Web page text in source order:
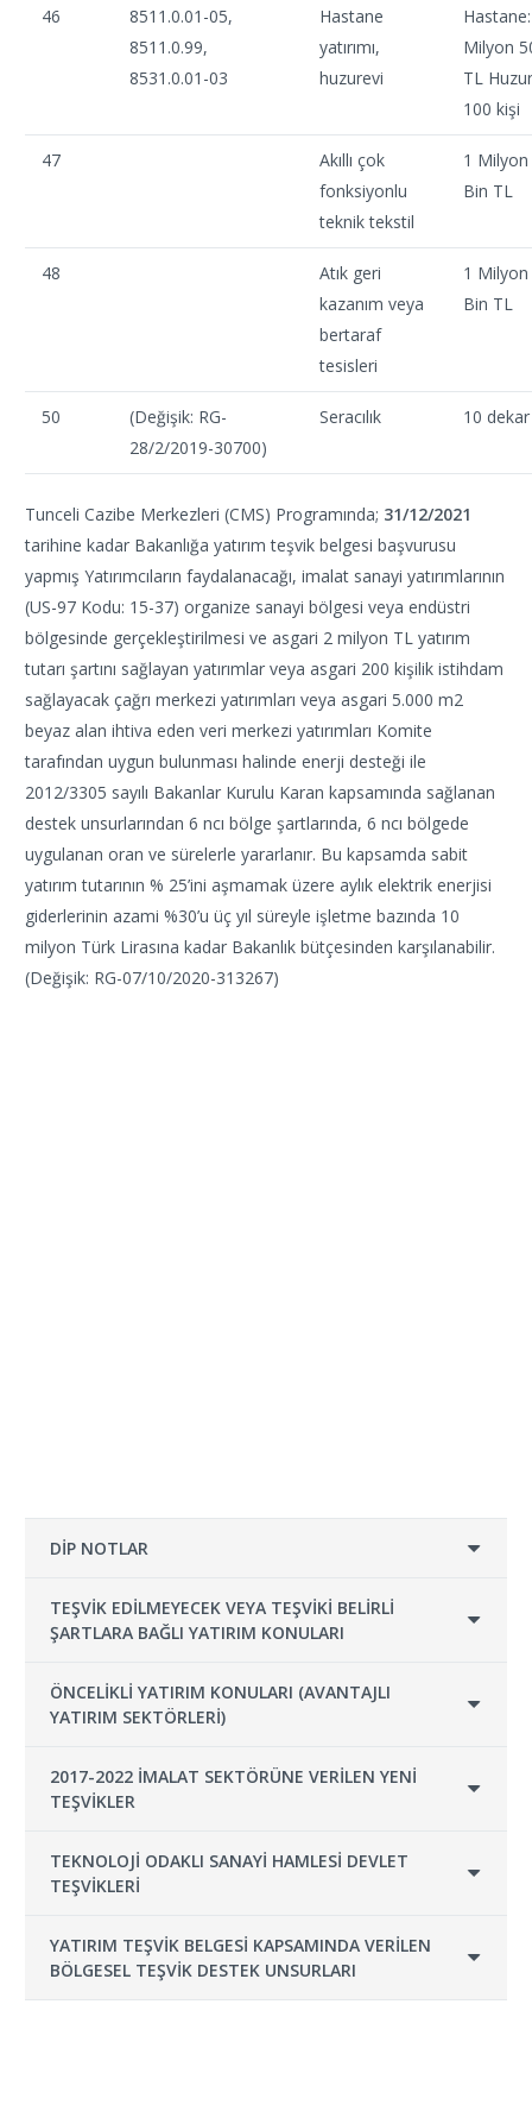
46
8511.0.01-05,
8511.0.99,
8531.0.01-03
Hastane
yatırımı,
huzurevi
Milyon
TL
100 kişi
47
Akıllı çok
fonksiyonlu
teknik tekstil
1
Bin TL
48
Atık geri
kazanım veya
bertaraf
tesisleri
1
Bin TL
50
(Değişik: RG-
28/2/2019-30700)
Seracılık 10 dekar
Tunceli Cazibe Merkezleri (CMS) Programında; 31/12/2021
tarihine kadar Bakanlığa yatırım teşvik belgesi başvurusu
yapmış Yatırımcıların faydalanacağı, imalat sanayi yatırımlarının
(US-97 Kodu: 15-37) organize sanayi bölgesi veya endüstri
bölgesinde gerçekleştirilmesi ve asgari 2 milyon TL yatırım
tutarı şartını sağlayan yatırımlar veya asgari 200 kişilik istihdam
sağlayacak çağrı merkezi yatırımları veya asgari 5.000 m2
beyaz alan ihtiva eden veri merkezi yatırımları Komite
tarafından uygun bulunması halinde enerji desteği ile
2012/3305 sayılı Bakanlar Kurulu Karan kapsamında sağlanan
destek unsurlarından 6 ncı bölge şartlarında, 6 ncı bölgede
uygulanan oran ve sürelerle yararlanır. Bu kapsamda sabit
yatırım tutarının % 25’ini aşmamak üzere aylık elektrik enerjisi
giderlerinin azami %30’u üç yıl süreyle işletme bazında 10
milyon Türk Lirasına kadar Bakanlık bütçesinden karşılanabilir.
(Değişik: RG-07/10/2020-313267)
DİP NOTLAR
TEŞVİK EDİLMEYECEK VEYA TEŞVİKİ BELİRLİ
ŞARTLARA BAĞLI YATIRIM KONULARI
ÖNCELİKLİ YATIRIM KONULARI (AVANTAJLI
YATIRIM SEKTÖRLERİ)
2017-2022 İMALAT SEKTÖRÜNE VERİLEN YENİ
TEŞVİKLER
TEKNOLOJİ ODAKLI SANAYİ HAMLESİ DEVLET
TEŞVİKLERİ
YATIRIM TEŞVİK BELGESİ KAPSAMINDA VERİLEN
BÖLGESEL TEŞVİK DESTEK UNSURLARI